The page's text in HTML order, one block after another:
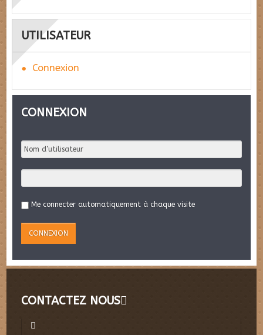
UTILISATEUR
Connexion
CONNEXION
Me connecter automatiquement à chaque visite
CONTACTEZ NOUS